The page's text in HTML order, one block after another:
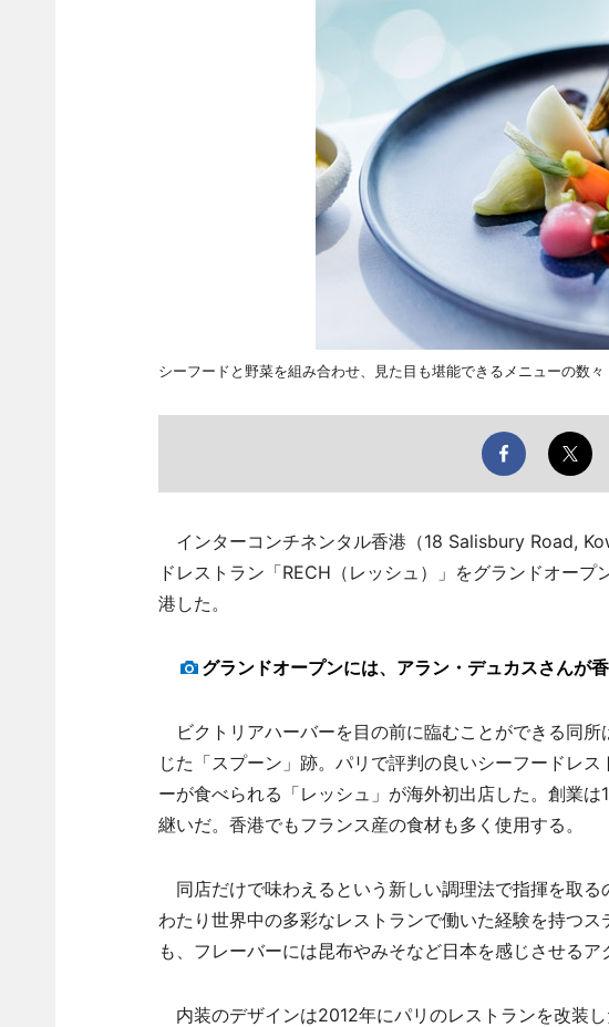
シーフードと野菜を組み合わせ、見た目も堪能できるメニューの数々
インターコンチネンタル香港（18 Salisbury Road,
ドレストラン「RECH（レッシュ）」をグランドオー
港した。
グランドオープンには、アラン・デュカスさんが
ビクトリアハーバーを目の前に臨むことができる同所
じた「スプーン」跡。パリで評判の良いシーフードレ
ーが食べられる「レッシュ」が海外初出店した。創業
継いだ。香港でもフランス産の食材も多く使用する。
同店だけで味わえるという新しい調理法で指揮を取る
わたり世界中の多彩なレストランで働いた経験を持つ
も、フレーバーには昆布やみそなど日本を感じさせるア
内装のデザインは2012年にパリのレストランを改装